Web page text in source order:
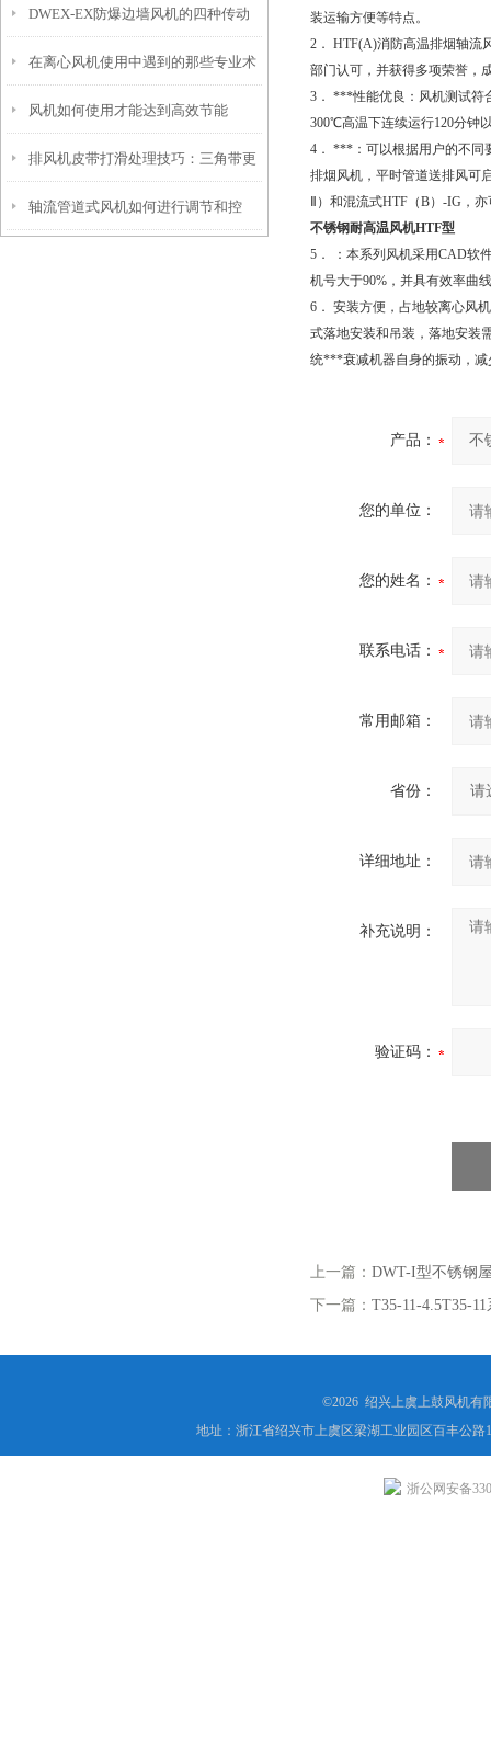
气流通？
DWEX-EX防爆边墙风机的四种传动
方式
在离心风机使用中遇到的那些专业术
语
风机如何使用才能达到高效节能
排风机皮带打滑处理技巧：三角带更
换与皮带轮对中校准
轴流管道式风机如何进行调节和控
装运输方便等特点。
2． HTF(A)消防高温排烟轴流
部门认可，并获得多项荣誉，
3． ***性能优良：风机测试符
300℃高温下连续运行120分钟
4． ***：可以根据用户的不同
排烟风机，平时管道送排风可
Ⅱ）和混流式HTF（B）-IG，
不锈钢耐高温风机HTF型
5． ：本系列风机采用CAD软
机号大于90%，并具有效率曲
6． 安装方便，占地较离心风
式落地安装和吊装，落地安装
统***衰减机器自身的振动，
产品：
您的单位：
您的姓名：
联系电话：
常用邮箱：
省份：
详细地址：
补充说明：
验证码：
上一篇： DWT-I型不锈钢
下一篇： T35-11-4.5T35-
©2026 绍兴上虞上鼓风机有
地址：浙江省绍兴市上虞区梁湖工业园区百丰公路
浙公网安备